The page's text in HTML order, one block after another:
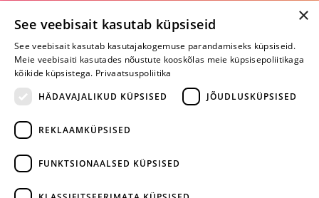
Arvustusi veel pole
Ole esimene!
Kirjuta arvustus ja SAA KINGITUS!
+372 668 3282
×
See veebisait kasutab küpsiseid
See veebisait kasutab kasutajakogemuse parandamiseks küpsiseid.
Meie veebisaiti kasutades nõustute kooskõlas meie küpsisepoliitikaga
kõikide küpsistega. Privaatsuspoliitika
HÄDAVAJALIKUD KÜPSISED
JÕUDLUSKÜPSISED
REKLAAMKÜPSISED
FUNKTSIONAALSED KÜPSISED